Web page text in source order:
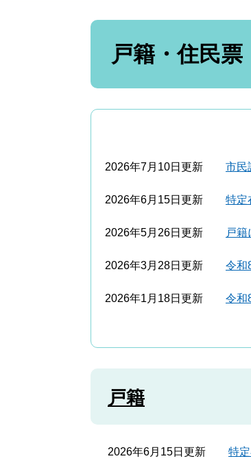
索
本
戸籍・住民票
2026年7月10日更新 市民
2026年6月15日更新 特定
2026年5月26日更新 戸
2026年3月28日更新 令和
2026年1月18日更新 令和
戸籍
2026年6月15日更新 特